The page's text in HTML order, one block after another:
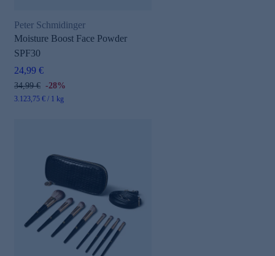
Peter Schmidinger
Moisture Boost Face Powder
SPF30
24,99 €
34,99 € -28%
3.123,75 € / 1 kg